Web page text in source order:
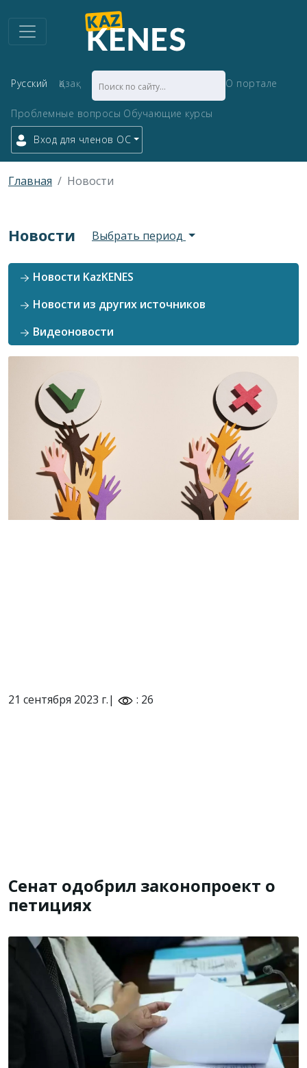
Русский Қазақ О портале
Проблемные вопросы Обучающие курсы
Вход для членов ОС
Главная Новости
Новости Выбрать период
Новости KazKENES
Новости из других источников
Видеоновости
21 сентября 2023 г.| : 26
Сенат одобрил законопроект о
петициях